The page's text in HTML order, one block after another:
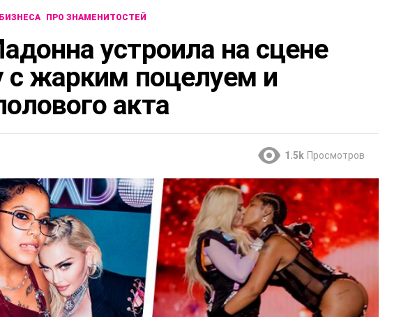
ПРО ЗНАМЕНИТОСТЕЙ
устроила на сцене
с жарким поцелуем и
акта
1.5k Просмотров